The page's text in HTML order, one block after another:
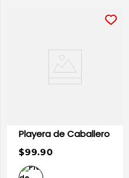
Playera de Caballero
$99.90